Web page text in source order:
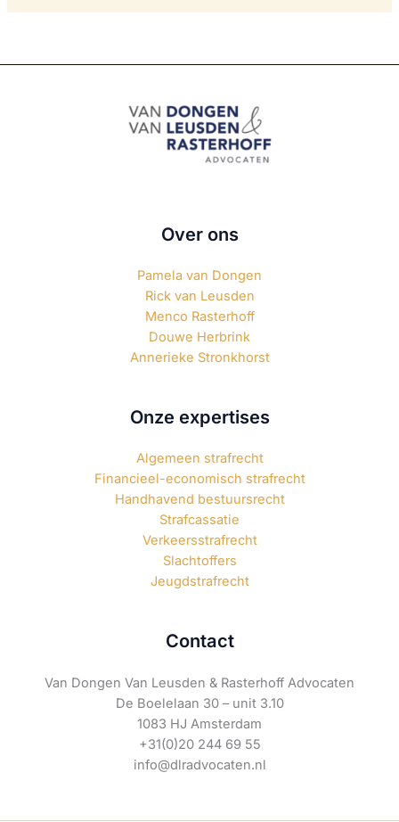
Over ons
Pamela van Dongen
Rick van Leusden
Menco Rasterhoff
Douwe Herbrink
Annerieke Stronkhorst
Onze expertises
Algemeen strafrecht
Financieel-economisch strafrecht
Handhavend bestuursrecht
Strafcassatie
Verkeersstrafrecht
Slachtoffers
Jeugdstrafrecht
Contact
Van Dongen Van Leusden & Rasterhoff Advocaten
De Boelelaan 30 – unit 3.10
1083 HJ Amsterdam
+31(0)20 244 69 55
info@dlradvocaten.nl